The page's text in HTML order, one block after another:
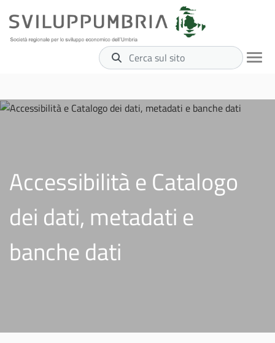
Cerca sul sito
Accessibilità e Catalogo
dei dati, metadati e
banche dati